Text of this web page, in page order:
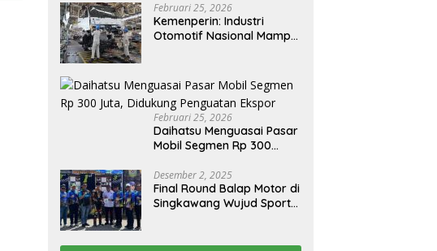
Februari 25, 2026
Kemenperin: Industri
Otomotif Nasional Mampu
Februari 25, 2026
Daihatsu Menguasai Pasar
Mobil Segmen Rp 300
Ekspor
Desember 2, 2025
Final Round Balap Motor di
Singkawang Wujud Sports